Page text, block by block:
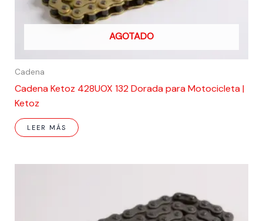
AGOTADO
Cadena
Cadena Ketoz 428UOX 132 Dorada para Motocicleta |
Ketoz
LEER MÁS